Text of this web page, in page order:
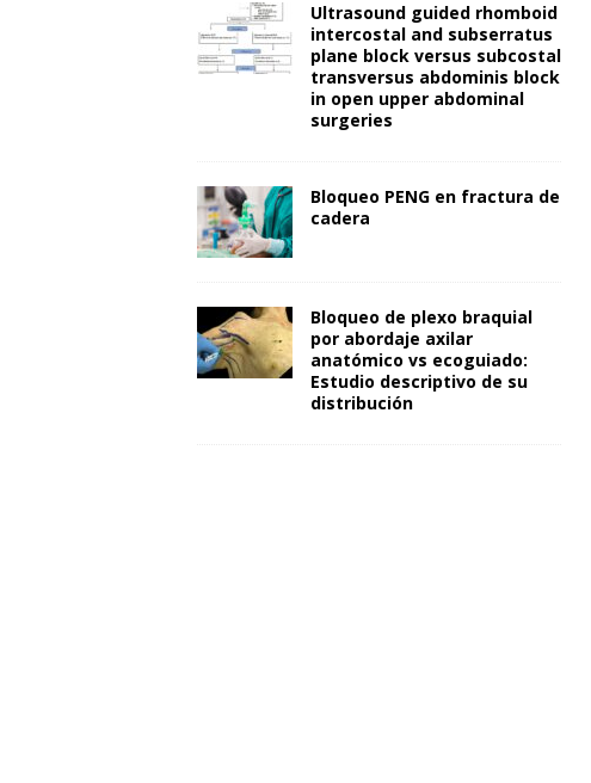
Ultrasound guided rhomboid
intercostal and subserratus
plane block versus subcostal
transversus abdominis block
in open upper abdominal
surgeries
Bloqueo PENG en fractura de
cadera
Bloqueo de plexo braquial
por abordaje axilar
anatómico vs ecoguiado:
Estudio descriptivo de su
distribución